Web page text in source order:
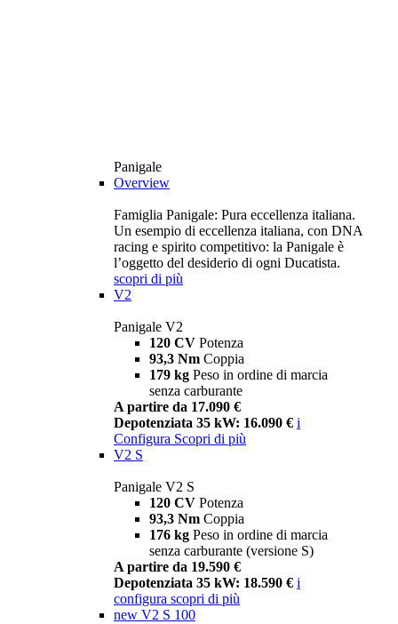
Panigale
Overview
Famiglia Panigale: Pura eccellenza italiana.
Un esempio di eccellenza italiana, con DNA
racing e spirito competitivo: la Panigale è
l’oggetto del desiderio di ogni Ducatista.
scopri di più
V2
Panigale V2
120 CV Potenza
93,3 Nm Coppia
179 kg Peso in ordine di marcia
senza carburante
A partire da 17.090 €
Depotenziata 35 kW: 16.090 € i
Configura Scopri di più
V2 S
Panigale V2 S
120 CV Potenza
93,3 Nm Coppia
176 kg Peso in ordine di marcia
senza carburante (versione S)
A partire da 19.590 €
Depotenziata 35 kW: 18.590 € i
configura scopri di più
new V2 S 100